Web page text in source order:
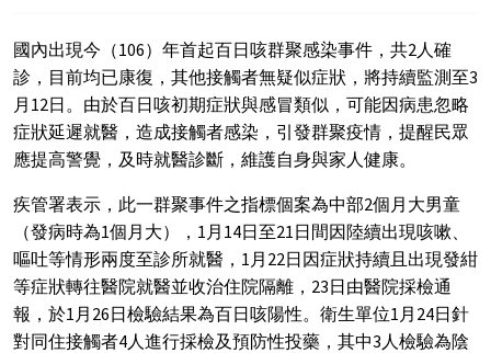
國內出現今（106）年首起百日咳群聚感染事件，共2人確
診，目前均已康復，其他接觸者無疑似症狀，將持續監測至3
月12日。由於百日咳初期症狀與感冒類似，可能因病患忽略
症狀延遲就醫，造成接觸者感染，引發群聚疫情，提醒民眾
應提高警覺，及時就醫診斷，維護自身與家人健康。
疾管署表示，此一群聚事件之指標個案為中部2個月大男童
（發病時為1個月大），1月14日至21日間因陸續出現咳嗽、
嘔吐等情形兩度至診所就醫，1月22日因症狀持續且出現發紺
等症狀轉往醫院就醫並收治住院隔離，23日由醫院採檢通
報，於1月26日檢驗結果為百日咳陽性。衛生單位1月24日針
對同住接觸者4人進行採檢及預防性投藥，其中3人檢驗為陰